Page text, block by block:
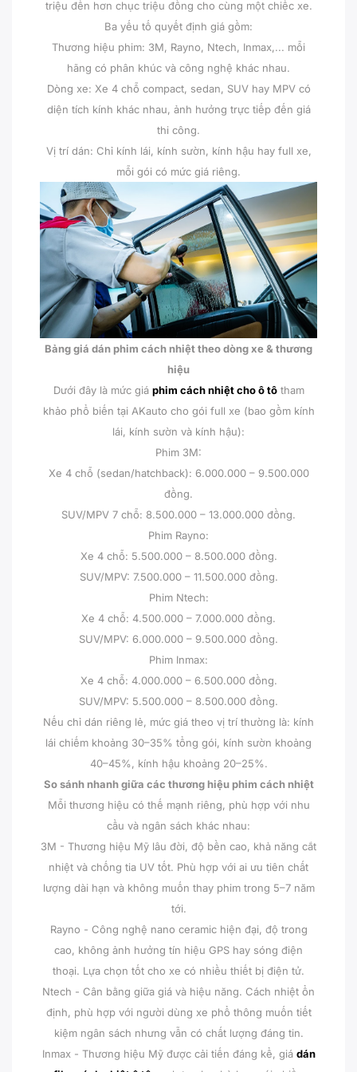
triệu đến hơn chục triệu đồng cho cùng một chiếc xe.
Ba yếu tố quyết định giá gồm:
Thương hiệu phim: 3M, Rayno, Ntech, Inmax,... mỗi
hãng có phân khúc và công nghệ khác nhau.
Dòng xe: Xe 4 chỗ compact, sedan, SUV hay MPV có
diện tích kính khác nhau, ảnh hưởng trực tiếp đến giá
thi công.
Vị trí dán: Chỉ kính lái, kính sườn, kính hậu hay full xe,
mỗi gói có mức giá riêng.
Bảng giá dán phim cách nhiệt theo dòng xe & thương
hiệu
Dưới đây là mức giá phim cách nhiệt cho ô tôtham
khảo phổ biến tại AKauto cho gói full xe (bao gồm kính
lái, kính sườn và kính hậu):
Phim 3M:
Xe 4 chỗ (sedan/hatchback): 6.000.000 – 9.500.000
đồng.
SUV/MPV 7 chỗ: 8.500.000 – 13.000.000 đồng.
Phim Rayno:
Xe 4 chỗ: 5.500.000 – 8.500.000 đồng.
SUV/MPV: 7.500.000 – 11.500.000 đồng.
Phim Ntech:
Xe 4 chỗ: 4.500.000 – 7.000.000 đồng.
SUV/MPV: 6.000.000 – 9.500.000 đồng.
Phim Inmax:
Xe 4 chỗ: 4.000.000 – 6.500.000 đồng.
SUV/MPV: 5.500.000 – 8.500.000 đồng.
Nếu chỉ dán riêng lẻ, mức giá theo vị trí thường là: kính
lái chiếm khoảng 30–35% tổng gói, kính sườn khoảng
40–45%, kính hậu khoảng 20–25%.
So sánh nhanh giữa các thương hiệu phim cách nhiệt
Mỗi thương hiệu có thế mạnh riêng, phù hợp với nhu
cầu và ngân sách khác nhau:
3M - Thương hiệu Mỹ lâu đời, độ bền cao, khả năng cắt
nhiệt và chống tia UV tốt. Phù hợp với ai ưu tiên chất
lượng dài hạn và không muốn thay phim trong 5–7 năm
tới.
Rayno - Công nghệ nano ceramic hiện đại, độ trong
cao, không ảnh hưởng tín hiệu GPS hay sóng điện
thoại. Lựa chọn tốt cho xe có nhiều thiết bị điện tử.
Ntech - Cân bằng giữa giá và hiệu năng. Cách nhiệt ổn
định, phù hợp với người dùng xe phổ thông muốn tiết
kiệm ngân sách nhưng vẫn có chất lượng đáng tin.
Inmax - Thương hiệu Mỹ được cải tiến đáng kể, giá dán